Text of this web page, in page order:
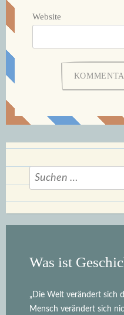
Website
Suchen
nach:
Was ist
„Die Welt verändert sich
Mensch verändert sich